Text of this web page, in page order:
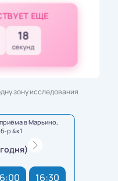
ЕЩЕ
16
секунд
зону исследования
в Марьино,
р 4к1
16:30